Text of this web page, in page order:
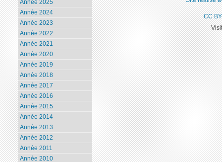
Année 2025
Année 2024
Année 2023
Année 2022
Année 2021
Année 2020
Année 2019
Année 2018
Année 2017
Année 2016
Année 2015
Année 2014
Année 2013
Année 2012
Année 2011
Année 2010
CC